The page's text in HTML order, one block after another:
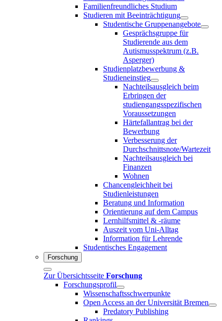
Familienfreundliches Studium
Studieren mit Beeinträchtigung
Studentische Gruppenangebote
Gesprächsgruppe für
Studierende aus dem
Autismusspektrum (z.B.
Asperger)
Studienplatzbewerbung &
Studieneinstieg
Nachteilsausgleich beim
Erbringen der
studiengangsspezifischen
Voraussetzungen
Härtefallantrag bei der
Bewerbung
Verbesserung der
Durchschnittsnote/Wartezeit
Nachteilsausgleich bei
Finanzen
Wohnen
Chancengleichheit bei
Studienleistungen
Beratung und Information
Orientierung auf dem Campus
Lernhilfsmittel & -räume
Auszeit vom Uni-Alltag
Information für Lehrende
Studentisches Engagement
Forschung
Zur Übersichtsseite Forschung
Forschungsprofil
Wissenschaftsschwerpunkte
Open Access an der Universität Bremen
Predatory Publishing